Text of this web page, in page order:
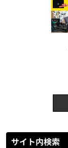
サイト内検索